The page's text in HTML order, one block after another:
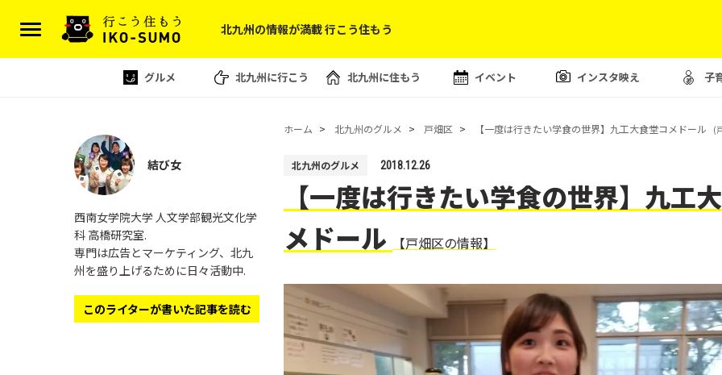
北九州の情報が満載 行こう住もう
グルメ 北九州に行こう 北九州に住もう イベント インスタ映え 子
ホーム 北九州のグルメ 戸畑区 【一度は行きたい学食の世界】九工大食堂コメドール (
北九州のグルメ 2018.12.26
【一度は行きたい学食の世界】九工
メドール
【戸畑区の情報】
結び女
西南女学院大学 人文学部観光文化学
科 高橋研究室.
専門は広告とマーケティング、北九
州を盛り上げるために日々活動中.
このライターが書いた記事を読む